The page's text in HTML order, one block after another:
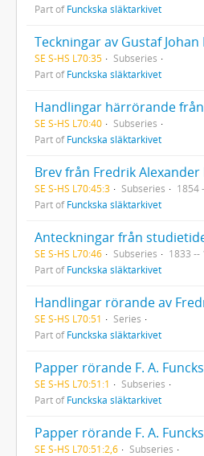
Part ofFunckska släktarkivet
SE S-HS L70:35
Subseries
Part ofFunckska släktarkivet
SE S-HS L70:40
Subseries
Part ofFunckska släktarkivet
Brev från Fredrik Alexander
SE S-HS L70:45:3 Subseries
1854
Part ofFunckska släktarkivet
SE S-HS L70:46 Subseries
1833 --
Part ofFunckska släktarkivet
SE S-HS L70:51
Series
Part ofFunckska släktarkivet
SE S-HS L70:51:1
Subseries
Part ofFunckska släktarkivet
SE S-HS L70:51:2,6
Subseries